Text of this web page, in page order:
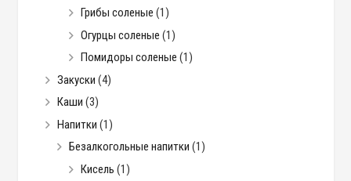
Грибы соленые (1)
Огурцы соленые (1)
Помидоры соленые (1)
Закуски (4)
Каши (3)
Напитки (1)
Безалкогольные напитки (1)
Кисель (1)